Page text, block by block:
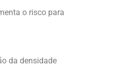
o risco para
da densidade